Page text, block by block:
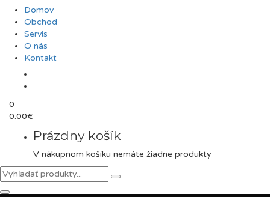
Domov
Obchod
Servis
O nás
Kontakt
0
0.00€
Prázdny košík
V nákupnom košíku nemáte žiadne produkty